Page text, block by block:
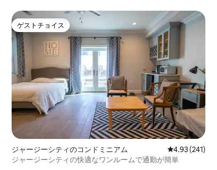
ゲストチョイス
ゲストチョイス
ジャージーシティのコンドミニアム レビュー241
4.93 (241)
ジャージーシティの快適なワンルームで通勤が簡単